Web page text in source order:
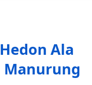
Ala
Manurung